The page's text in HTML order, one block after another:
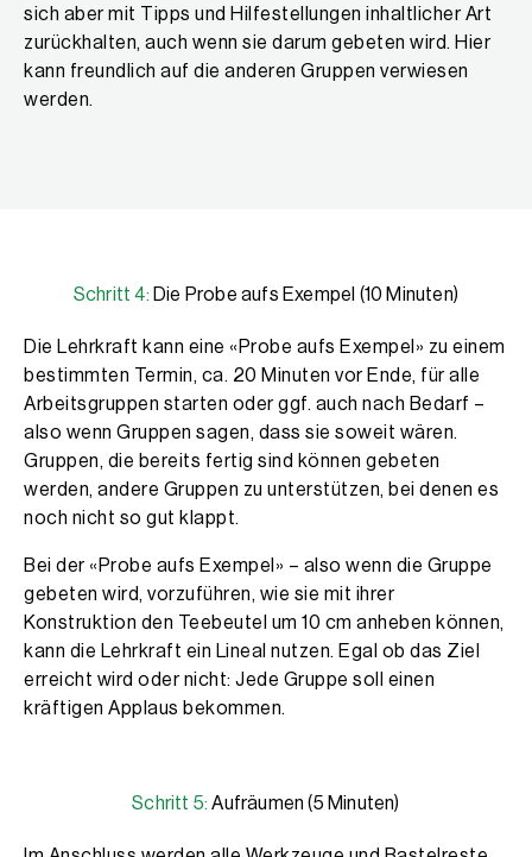
sich aber mit Tipps und Hilfestellungen inhaltlicher Art
zurückhalten, auch wenn sie darum gebeten wird. Hier
kann freundlich auf die anderen Gruppen verwiesen
werden.
Schritt 4: Die Probe aufs Exempel (10 Minuten)
Die Lehrkraft kann eine «Probe aufs Exempel» zu einem
bestimmten Termin, ca. 20 Minuten vor Ende, für alle
Arbeitsgruppen starten oder ggf. auch nach Bedarf –
also wenn Gruppen sagen, dass sie soweit wären.
Gruppen, die bereits fertig sind können gebeten
werden, andere Gruppen zu unterstützen, bei denen es
noch nicht so gut klappt.
Bei der «Probe aufs Exempel» – also wenn die Gruppe
gebeten wird, vorzuführen, wie sie mit ihrer
Konstruktion den Teebeutel um 10 cm anheben können,
kann die Lehrkraft ein Lineal nutzen. Egal ob das Ziel
erreicht wird oder nicht: Jede Gruppe soll einen
kräftigen Applaus bekommen.
Schritt 5: Aufräumen (5 Minuten)